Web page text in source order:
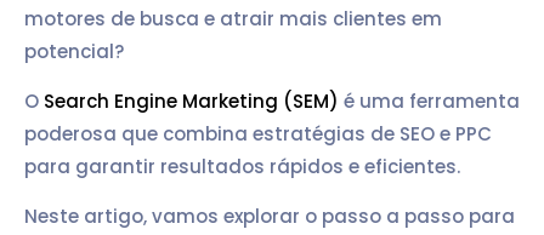
motores de busca e atrair mais clientes em
potencial?
O Search Engine Marketing (SEM) é uma ferramenta
poderosa que combina estratégias de SEO e PPC
para garantir resultados rápidos e eficientes.
Neste artigo, vamos explorar o passo a passo para